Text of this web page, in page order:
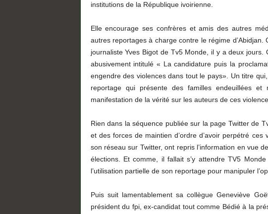
institutions de la République ivoirienne.
Elle encourage ses confrères et amis des autres
autres reportages à charge contre le régime d’Abidjan.
journaliste Yves Bigot de Tv5 Monde, il y a deux jours.
abusivement intitulé « La candidature puis la
engendre des violences dans tout le pays». Un titre
reportage qui présente des familles endeuillées
manifestation de la vérité sur les auteurs de ces
Rien dans la séquence publiée sur la page Twitter de
et des forces de maintien d’ordre d’avoir perpétré
son réseau sur Twitter, ont repris l’information en vue
élections. Et comme, il fallait s’y attendre TV5
l’utilisation partielle de son reportage pour manipuler
Puis suit lamentablement sa collègue Geneviève
président du fpi, ex-candidat tout comme Bédié à la